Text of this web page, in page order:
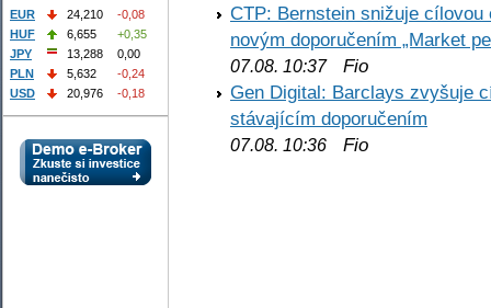
CTP: Bernstein snižuje
novým doporučením „Market
07.08. 10:37Fio
Gen Digital: Barclays zvyšuje
stávajícím doporučením
07.08. 10:36 Fio
EUR 24,210
-0,08
HUF
6,655
+0,35
JPY
13,288
0,00
PLN
5,632
-0,24
USD
20,976 -0,18